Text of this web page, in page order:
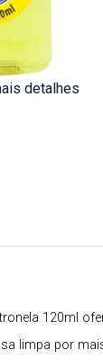
120ml
limpa por